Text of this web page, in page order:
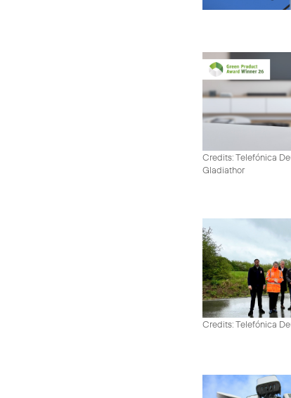
Credits: Telefónica
Gladiathor
Credits: Telefónica